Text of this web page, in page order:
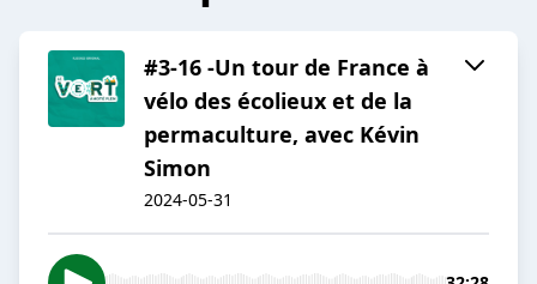
#3-16 -Un tour de France à
vélo des écolieux et de la
permaculture, avec Kévin
Simon
2024-05-31